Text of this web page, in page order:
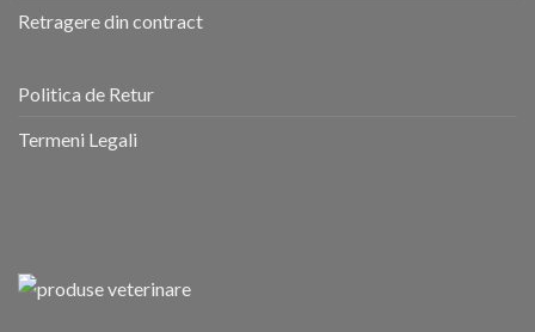
Retragere din contract
Politica de Retur
Termeni Legali